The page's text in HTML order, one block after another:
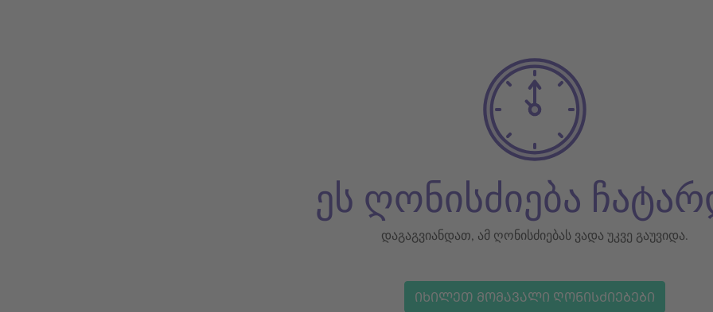
ეს ღონისძიება
დაგაგვიანდათ, ამ ღონისძიებას ვადა უკვე გაუვიდა.
ᲘᲮᲘᲚᲔᲗ ᲛᲝᲛᲐᲕᲐᲚᲘ ᲦᲝᲜᲘᲡᲫᲘᲔᲑᲔᲑᲘ